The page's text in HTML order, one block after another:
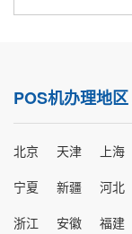
POS机办理地区
北京 天津 上海
宁夏
新疆 河北
浙江
安徽 福建